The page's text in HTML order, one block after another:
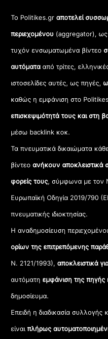
Το Politikes.grαποτελεί
περιεχομένου (aggregator), ως
τυχόν ενσωματωμένα βίντεο
αυτόματααπό τρίτες,
ιστοσελίδες αυτές, ως πηγές,
καθώς η εμφάνιση στο
επισκεψιμότητά τους και στη
μέσω backlink κοκ.
Τα πνευματικά δικαιώματα
βίντεοανήκουν αποκλειστικά
φορείς τους, σύμφωνα με τον
Ευρωπαϊκή Οδηγία 2019/790
πνευματικής ιδιοκτησίας.
Η αναδημοσίευση
ορίων της επιτρεπόμενης
Ν. 2121/1993), αποκλειστικά
αυτόματηεμφάνιση της πηγής
δημοσίευμα.
Επειδή η διαδικασία συλλογής
είναιπλήρως